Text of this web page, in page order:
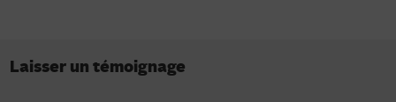
Laisser un témoignage